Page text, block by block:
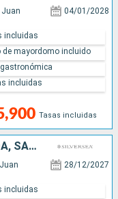
Juan 04/01/2028
Tasas incluidas
incluidas
de mayordomo incluido
incluidas
PUERTO RICO, ANTIGUA Y BARBUDA, SAN MARTÍN, DOMINICA
28/12/2027
incluidas